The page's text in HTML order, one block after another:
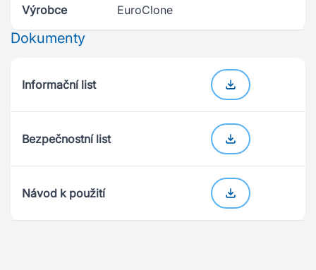
Výrobce EuroClone
Dokumenty
Informační list
Bezpečnostní list
Návod k použití